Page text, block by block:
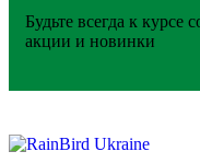
Будьте всегда к
акции и новинки